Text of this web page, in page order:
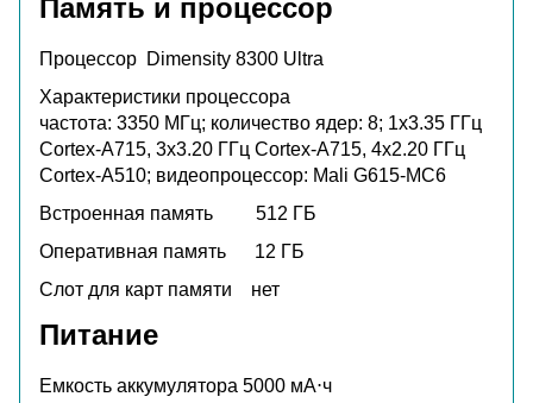
Память и процессор
Процессор Dimensity 8300 Ultra
Характеристики процессора
частота: 3350 МГц; количество ядер: 8; 1x3.35 ГГц
Cortex-A715, 3x3.20 ГГц Cortex-A715, 4x2.20 ГГц
Cortex-A510; видеопроцессор: Mali G615-MC6
Встроенная память 512 ГБ
Оперативная память 12 ГБ
Слот для карт памяти нет
Питание
Емкость аккумулятора 5000 мА⋅ч